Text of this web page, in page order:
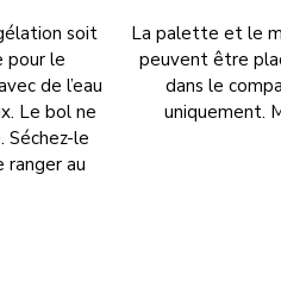
soit
pour le
de l’eau
Le bol ne
Séchez-le
ranger au
La palette et le
peuvent être
dans le
uniquement.